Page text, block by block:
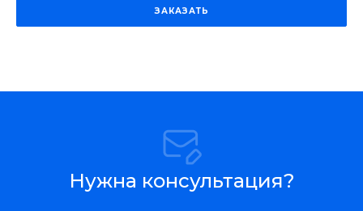
ЗАКАЗАТЬ
Нужна консультация?